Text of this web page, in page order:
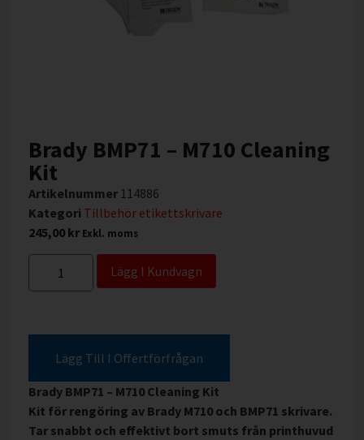
Brady BMP71 – M710 Cleaning
Kit
Artikelnummer 114886
Kategori Tillbehör etikettskrivare
245,00 kr Exkl. moms
Lägg I Kundvagn
Lägg Till I Offertförfrågan
Brady BMP71 – M710 Cleaning Kit
Kit för rengöring av Brady M710 och BMP71 skrivare.
Tar snabbt och effektivt bort smuts från printhuvud